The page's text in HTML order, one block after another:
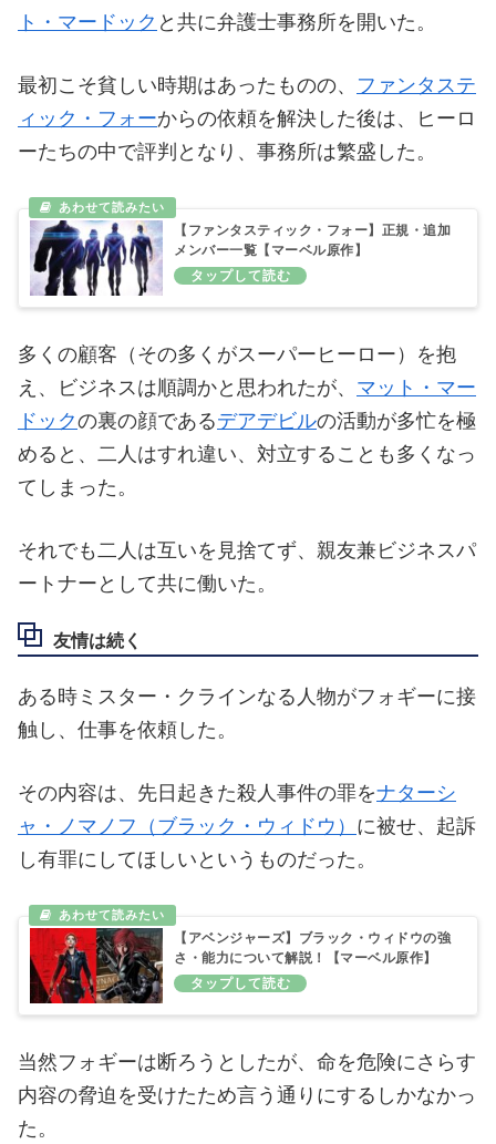
ト・マードック と共に弁護士事務所を開いた。
最初こそ貧しい時期はあったものの、 ファンタステ
ィック・フォーからの依頼を解決した後は、ヒーロ
ーたちの中で評判となり、事務所は繁盛した。
【ファンタスティック・フォー】正規・追加
メンバー一覧【マーベル原作】
多くの顧客（その多くがスーパーヒーロー）を抱
え、ビジネスは順調かと思われたが、 マット・マー
ドックの裏の顔であるデアデビルの活動が多忙を極
めると、二人はすれ違い、対立することも多くなっ
てしまった。
それでも二人は互いを見捨てず、親友兼ビジネスパ
ートナーとして共に働いた。
友情は続く
ある時ミスター・クラインなる人物がフォギーに接
触し、仕事を依頼した。
その内容は、先日起きた殺人事件の罪をナターシ
ャ・ノマノフ（ブラック・ウィドウ） に被せ、起訴
し有罪にしてほしいというものだった。
【アベンジャーズ】ブラック・ウィドウの強
さ・能力について解説！【マーベル原作】
当然フォギーは断ろうとしたが、命を危険にさらす
内容の脅迫を受けたため言う通りにするしかなかっ
た。